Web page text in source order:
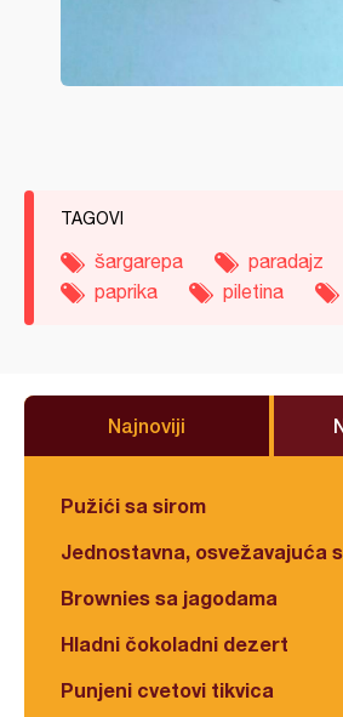
TAGOVI
šargarepa
paradajz
paprika
piletina
Najnoviji
Pužići sa sirom
Jednostavna, osvežavajuća
Brownies sa jagodama
Hladni čokoladni dezert
Punjeni cvetovi tikvica